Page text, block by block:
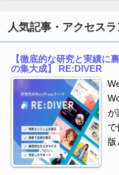
人気記事・アクセス
【徹底的な研究と実績に
の集大成】 RE:DIVER
が
で